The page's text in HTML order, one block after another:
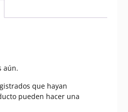
aún.
que hayan
pueden hacer una